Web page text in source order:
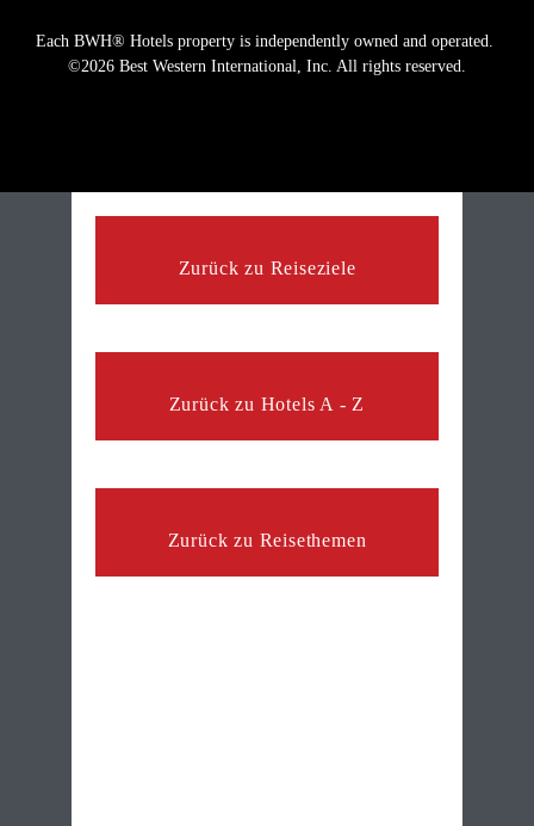
Zurück zu Reiseziele
Zurück zu Hotels A - Z
Zurück zu Reisethemen
Each BWH® Hotels property is independently owned and operated.
©2026 Best Western International, Inc. All rights reserved.